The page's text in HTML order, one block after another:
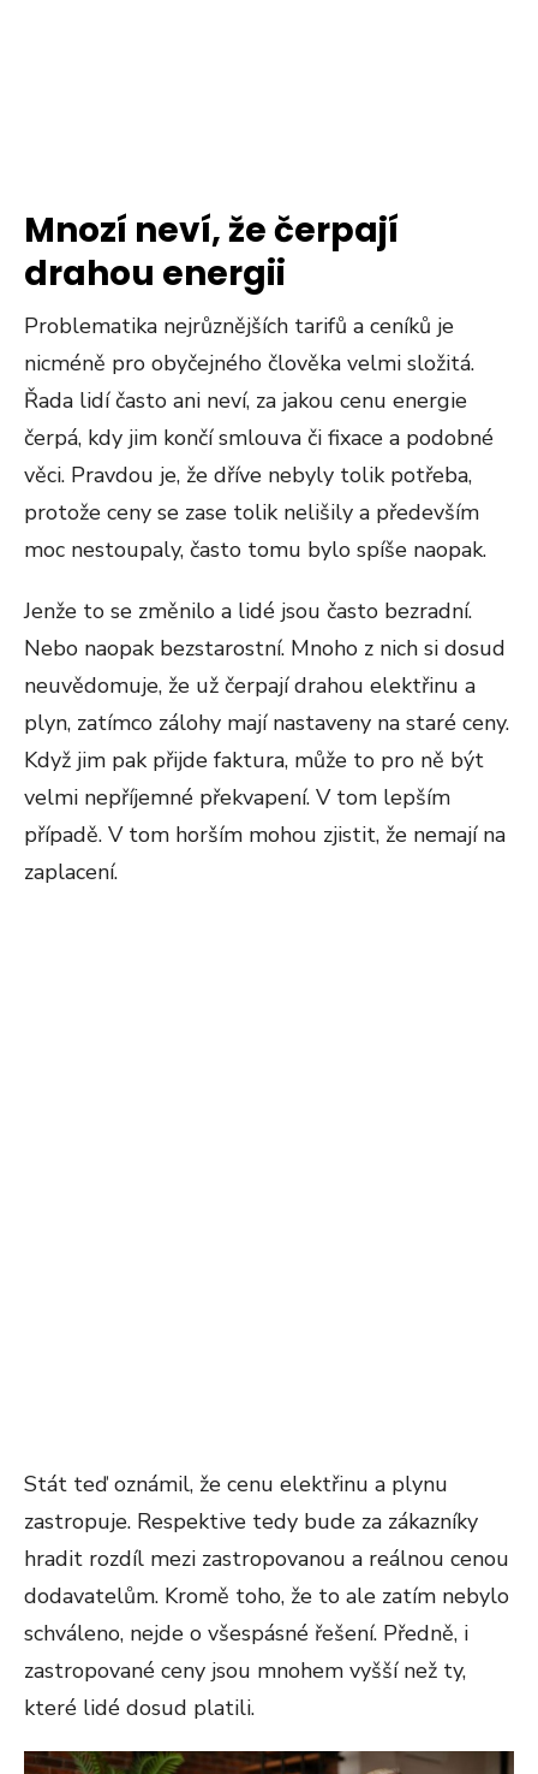
Mnozí neví, že čerpají
drahou energii
Problematika nejrůznějších tarifů a ceníků je
nicméně pro obyčejného člověka velmi složitá.
Řada lidí často ani neví, za jakou cenu energie
čerpá, kdy jim končí smlouva či fixace a podobné
věci. Pravdou je, že dříve nebyly tolik potřeba,
protože ceny se zase tolik nelišily a především
moc nestoupaly, často tomu bylo spíše naopak.
Jenže to se změnilo a lidé jsou často bezradní.
Nebo naopak bezstarostní. Mnoho z nich si dosud
neuvědomuje, že už čerpají drahou elektřinu a
plyn, zatímco zálohy mají nastaveny na staré ceny.
Když jim pak přijde faktura, může to pro ně být
velmi nepříjemné překvapení. V tom lepším
případě. V tom horším mohou zjistit, že nemají na
zaplacení.
Stát teď oznámil, že cenu elektřinu a plynu
zastropuje. Respektive tedy bude za zákazníky
hradit rozdíl mezi zastropovanou a reálnou cenou
dodavatelům. Kromě toho, že to ale zatím nebylo
schváleno, nejde o všespásné řešení. Předně, i
zastropované ceny jsou mnohem vyšší než ty,
které lidé dosud platili.